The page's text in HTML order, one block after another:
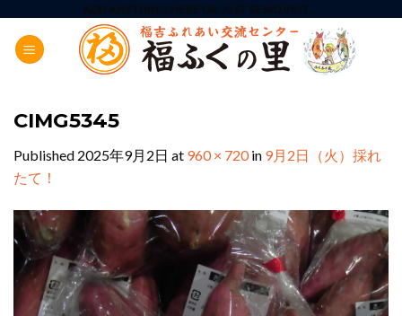
content
ADD ANYTHING HERE OR JUST REMOVE IT...
CIMG5345
Published 2025年9月2日 at 960 × 720in 9月2日（火）採れ
たて！